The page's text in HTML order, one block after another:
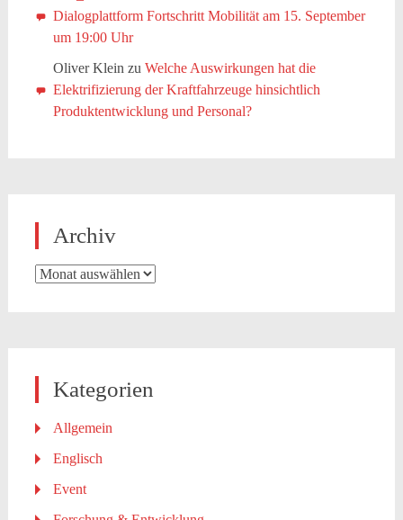
Dialogplattform Fortschritt Mobilität am 15. September
um 19:00 Uhr
Oliver Klein zu Welche Auswirkungen hat die
Elektrifizierung der Kraftfahrzeuge hinsichtlich
Produktentwicklung und Personal?
Archiv
Archiv
Kategorien
Allgemein
Englisch
Event